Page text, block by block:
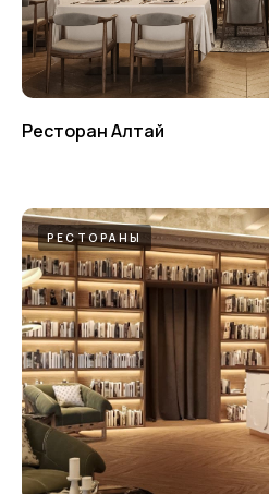
Ресторан Алтай
РЕСТОРАНЫ